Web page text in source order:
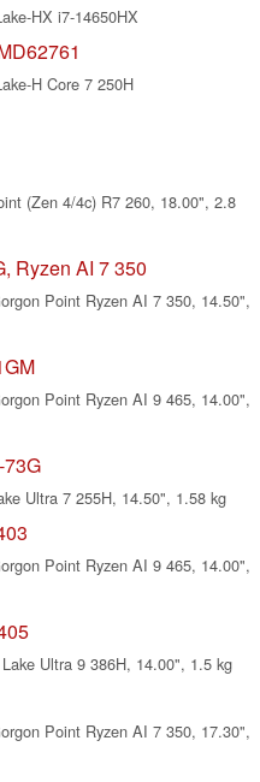
HX i7-14650HX
H Core 7 250H
(Zen 4/4c) R7 260, 18.00", 2.8
Ryzen AI 7 350
Point Ryzen AI 7 350, 14.50",
Point Ryzen AI 9 465, 14.00",
Ultra 7 255H, 14.50", 1.58 kg
Point Ryzen AI 9 465, 14.00",
Ultra 9 386H, 14.00", 1.5 kg
Point Ryzen AI 7 350, 17.30",